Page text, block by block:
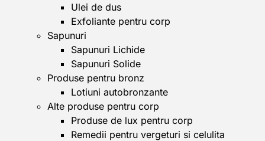
Ulei de dus
Exfoliante pentru corp
Sapunuri
Sapunuri Lichide
Sapunuri Solide
Produse pentru bronz
Lotiuni autobronzante
Alte produse pentru corp
Produse de lux pentru corp
Remedii pentru vergeturi si celulita